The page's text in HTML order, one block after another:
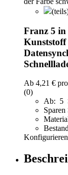
Franz 5 in
Ab 4,21 €
(0)
Ab: 5
Konfigurieren